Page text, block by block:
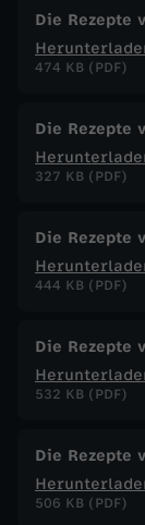
Die Rezepte
474 KB (PDF)
Die Rezepte
327 KB (PDF)
Die Rezepte
444 KB (PDF)
Die Rezepte
532 KB (PDF)
Die Rezepte
506 KB (PDF)